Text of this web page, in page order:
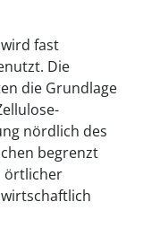
fast
Die
die Grundlage
nördlich des
begrenzt
örtlicher